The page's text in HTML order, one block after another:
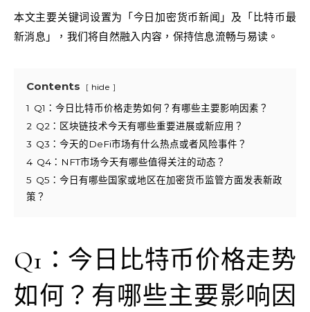
本文主要关键词设置为「今日加密货币新闻」及「比特币最
新消息」，我们将自然融入内容，保持信息流畅与易读。
Contents hide
1 Q1：今日比特币价格走势如何？有哪些主要影响因素？
2 Q2：区块链技术今天有哪些重要进展或新应用？
3 Q3：今天的DeFi市场有什么热点或者风险事件？
4 Q4：NFT市场今天有哪些值得关注的动态？
5 Q5：今日有哪些国家或地区在加密货币监管方面发表新政
策？
Q1：今日比特币价格走势
如何？有哪些主要影响因